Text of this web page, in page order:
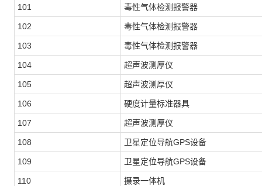
101 毒性气体检测报警器
102 毒性气体检测报警器
103 毒性气体检测报警器
104 超声波测厚仪
105 超声波测厚仪
106 硬度计量标准器具
107 超声波测厚仪
108 卫星定位导航GPS设备
109 卫星定位导航GPS设备
110 摄录一体机